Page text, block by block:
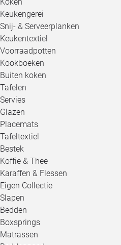
Keukengerei
Snij- & Serveerplanken
Keukentextiel
Voorraadpotten
Kookboeken
Buiten koken
Tafelen
Servies
Glazen
Placemats
Tafeltextiel
Bestek
Koffie & Thee
Karaffen & Flessen
Eigen Collectie
Slapen
Bedden
Boxsprings
Matrassen